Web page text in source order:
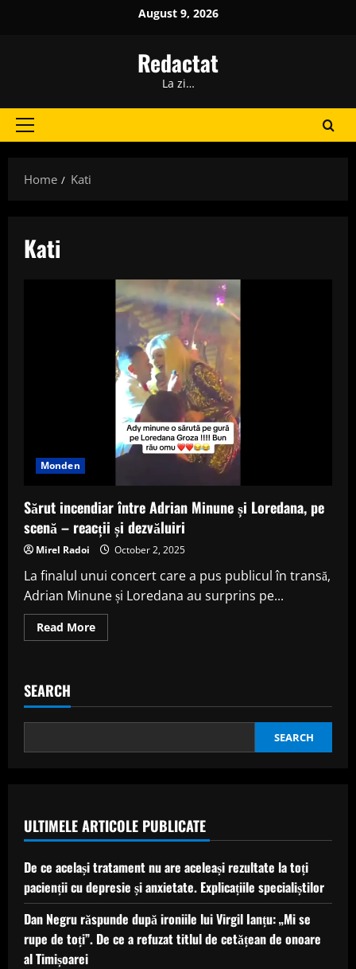
August 9, 2026
Redactat
La zi…
Primary
Home
Kati
Kati
Monden
Sărut incendiar între Adrian Minune și Loredana, pe
scenă – reacții și dezvăluiri
Mirel Radoi October 2, 2025
La finalul unui concert care a pus publicul în transă,
Adrian Minune și Loredana au surprins pe...
Read MoreRead
more
Minune
Loredana,
scenă
SEARCH
SEARCH
ULTIMELE ARTICOLE PUBLICATE
De ce același tratament nu are aceleași rezultate la toți
pacienții cu depresie și anxietate. Explicațiile specialiștilor
Dan Negru răspunde după ironiile lui Virgil Ianțu: „Mi se
rupe de toți”. De ce a refuzat titlul de cetățean de onoare
al Timișoarei